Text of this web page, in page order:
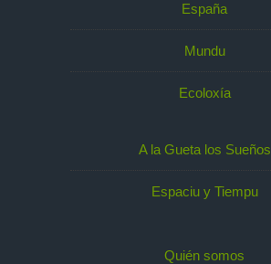
España
Mundu
Ecoloxía
A la Gueta los Sueños
Espaciu y Tiempu
Quién somos